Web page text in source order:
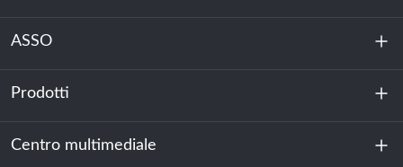
ASSO
Chi siamo
Sostenibilità
Prodotti
Accumulo di energia
Centro multimediale